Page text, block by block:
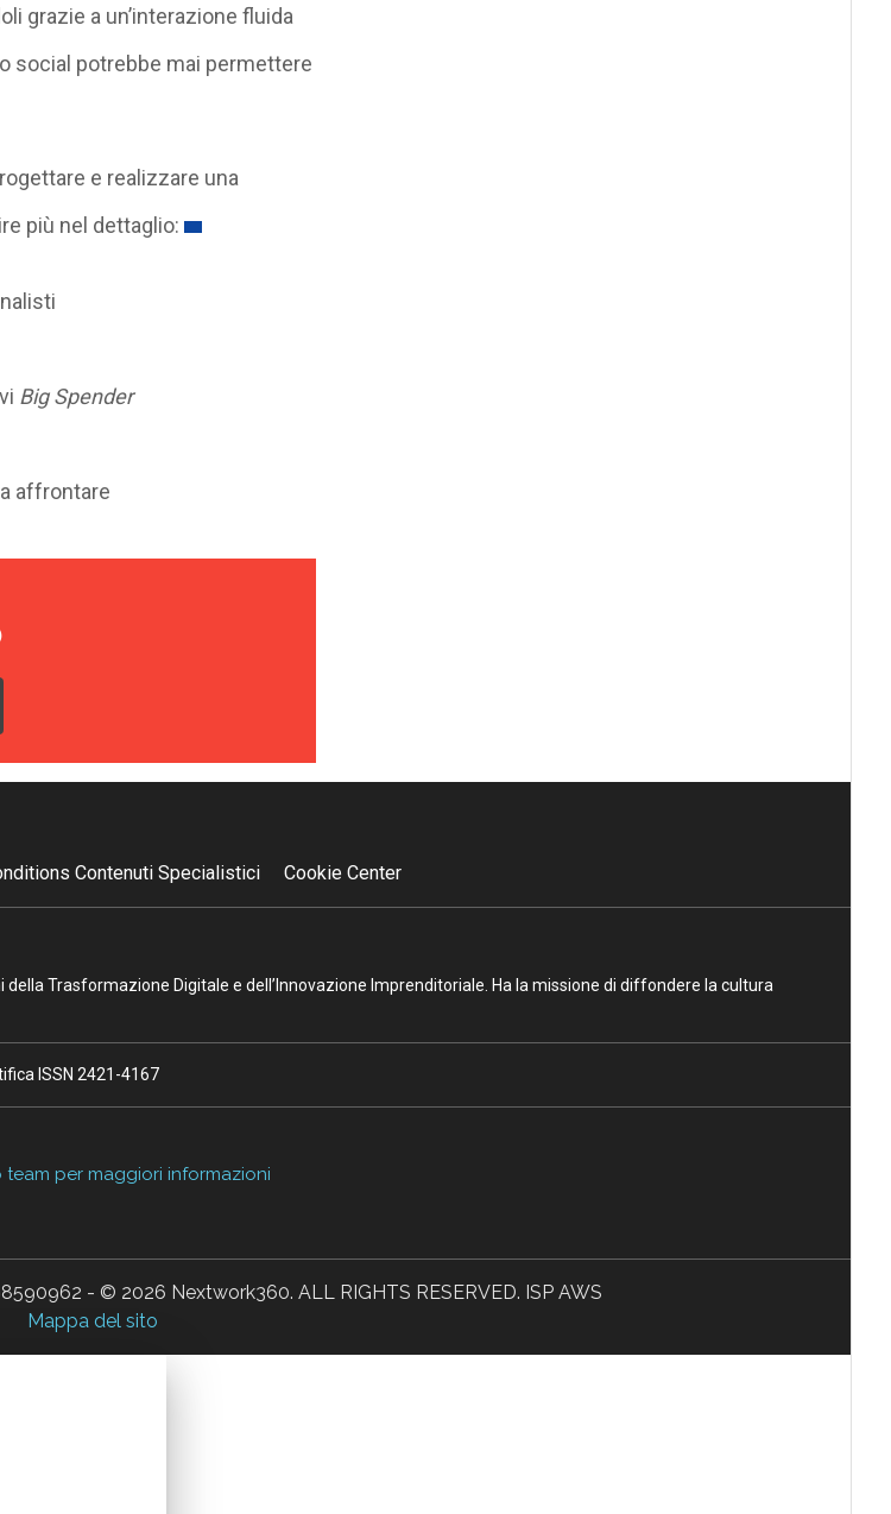
grazie a un’interazione fluida
social potrebbe mai permettere
e realizzare una
più nel dettaglio:
Big Spender
affrontare
Contenuti Specialistici Cookie Center
Trasformazione Digitale e dell’Innovazione Imprenditoriale. Ha la missione di diffondere la cultura
ISSN 2421-4167
per maggiori informazioni
- © 2026 Nextwork360. ALL RIGHTS RESERVED. ISP AWS
Mappa del sito